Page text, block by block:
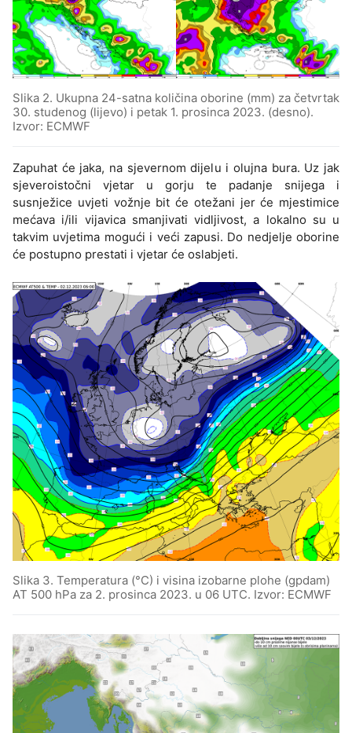
Slika 2. Ukupna 24-satna količina oborine (mm) za četvrtak
30. studenog (lijevo) i petak 1. prosinca 2023. (desno).
Izvor: ECMWF
Zapuhat će jaka, na sjevernom dijelu i olujna bura. Uz jak
sjeveroistočni vjetar u gorju te padanje snijega i
susnježice uvjeti vožnje bit će otežani jer će mjestimice
mećava i/ili vijavica smanjivati vidljivost, a lokalno su u
takvim uvjetima mogući i veći zapusi. Do nedjelje oborine
će postupno prestati i vjetar će oslabjeti.
Slika 3. Temperatura (°C) i visina izobarne plohe (gpdam)
AT 500 hPa za 2. prosinca 2023. u 06 UTC. Izvor: ECMWF